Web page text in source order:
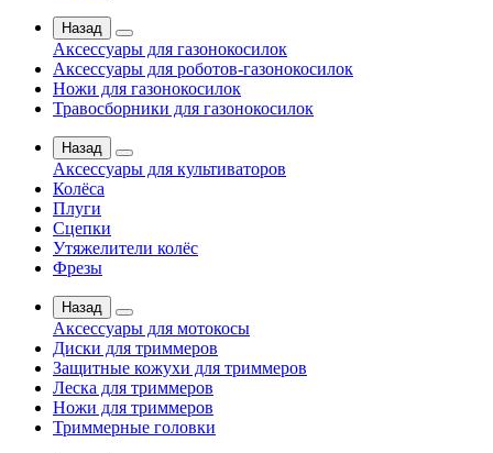
Назад
Аксессуары для газонокосилок
Аксессуары для роботов-газонокосилок
Ножи для газонокосилок
Травосборники для газонокосилок
Назад
Аксессуары для культиваторов
Колёса
Плуги
Сцепки
Утяжелители колёс
Фрезы
Назад
Аксессуары для мотокосы
Диски для триммеров
Защитные кожухи для триммеров
Леска для триммеров
Ножи для триммеров
Триммерные головки